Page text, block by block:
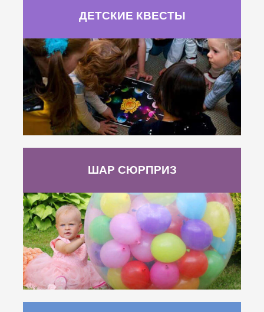
ДЕТСКИЕ КВЕСТЫ
ШАР СЮРПРИЗ